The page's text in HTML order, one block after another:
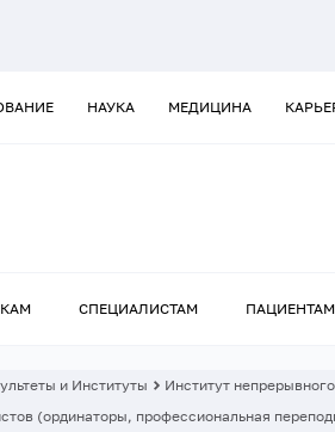
НАУКА МЕДИЦИНА
СПЕЦИАЛИСТАМ ПАЦИЕНТАМ
и Институты Институт
(ординаторы, профессиональная